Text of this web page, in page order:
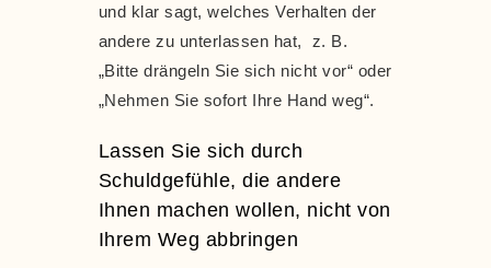
und klar sagt, welches Verhalten der
andere zu unterlassen hat, z. B.
„Bitte drängeln Sie sich nicht vor“ oder
„Nehmen Sie sofort Ihre Hand weg“.
Lassen Sie sich durch
Schuldgefühle, die andere
Ihnen machen wollen, nicht von
Ihrem Weg abbringen